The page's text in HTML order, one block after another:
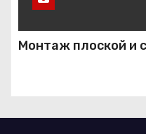
Монтаж плоской и